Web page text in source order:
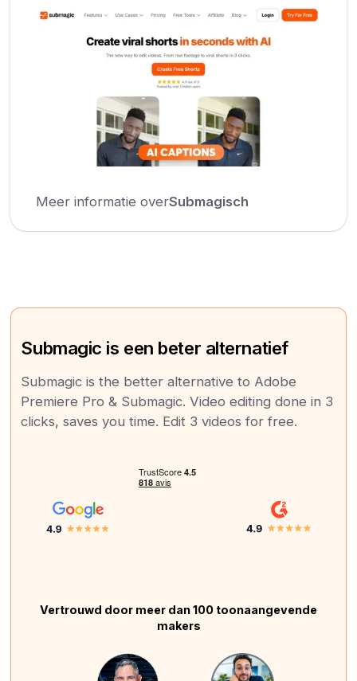
Meer informatie overSubmagisch
Submagic is een beter alternatief
Submagic is the better alternative to Adobe
Premiere Pro & Submagic. Video editing done in 3
clicks, saves you time. Edit 3 videos for free.
Vertrouwd door meer dan 100 toonaangevende
makers